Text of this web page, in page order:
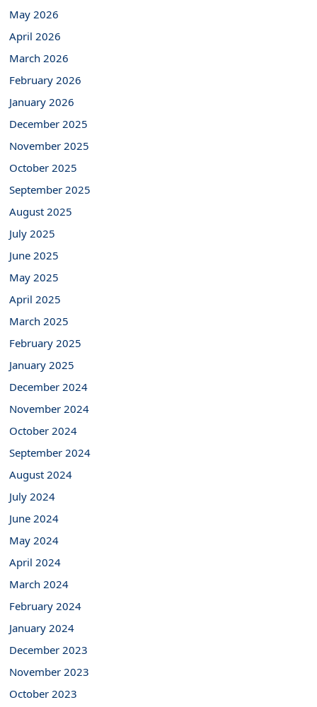
May 2026
April 2026
March 2026
February 2026
January 2026
December 2025
November 2025
October 2025
September 2025
August 2025
July 2025
June 2025
May 2025
April 2025
March 2025
February 2025
January 2025
December 2024
November 2024
October 2024
September 2024
August 2024
July 2024
June 2024
May 2024
April 2024
March 2024
February 2024
January 2024
December 2023
November 2023
October 2023